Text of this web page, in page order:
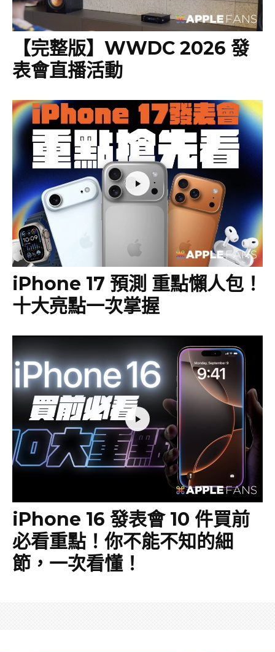
【完整版】WWDC 2026 發
表會直播活動
iPhone 17 預測 重點懶人包！
十大亮點一次掌握
iPhone 16 發表會 10 件買前
必看重點！你不能不知的細
節，一次看懂！